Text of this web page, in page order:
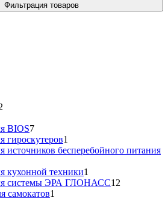
Фильтрация товаров
BIOS77
товаров
гироскутеров1
товар
источников бесперебойного питания
кухонной техники1
товар
системы ЭРА ГЛОНАСС12
самокатов1